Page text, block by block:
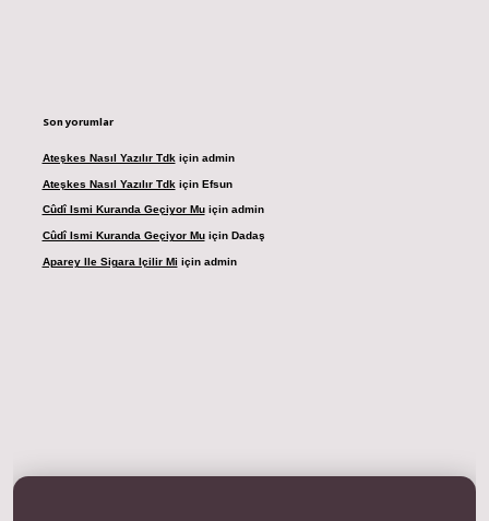
Son yorumlar
Ateşkes Nasıl Yazılır Tdk için admin
Ateşkes Nasıl Yazılır Tdk için Efsun
Cûdî Ismi Kuranda Geçiyor Muiçin admin
Cûdî Ismi Kuranda Geçiyor Muiçin Dadaş
Aparey Ile Sigara Içilir Mi için admin